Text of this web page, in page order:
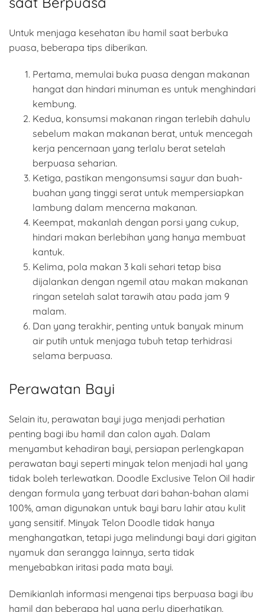
Untuk menjaga kesehatan ibu hamil saat berbuka
puasa, beberapa tips diberikan.
Pertama, memulai buka puasa dengan makanan
hangat dan hindari minuman es untuk menghindari
kembung.
Kedua, konsumsi makanan ringan terlebih dahulu
sebelum makan makanan berat, untuk mencegah
kerja pencernaan yang terlalu berat setelah
berpuasa seharian.
Ketiga, pastikan mengonsumsi sayur dan buah-
buahan yang tinggi serat untuk mempersiapkan
lambung dalam mencerna makanan.
Keempat, makanlah dengan porsi yang cukup,
hindari makan berlebihan yang hanya membuat
kantuk.
Kelima, pola makan 3 kali sehari tetap bisa
dijalankan dengan ngemil atau makan makanan
ringan setelah salat tarawih atau pada jam 9
malam.
Dan yang terakhir, penting untuk banyak minum
air putih untuk menjaga tubuh tetap terhidrasi
selama berpuasa.
Perawatan Bayi
Selain itu, perawatan bayi juga menjadi perhatian
penting bagi ibu hamil dan calon ayah. Dalam
menyambut kehadiran bayi, persiapan perlengkapan
perawatan bayi seperti minyak telon menjadi hal yang
tidak boleh terlewatkan. Doodle Exclusive Telon Oil hadir
dengan formula yang terbuat dari bahan-bahan alami
100%, aman digunakan untuk bayi baru lahir atau kulit
yang sensitif. Minyak Telon Doodle tidak hanya
menghangatkan, tetapi juga melindungi bayi dari gigitan
nyamuk dan serangga lainnya, serta tidak
menyebabkan iritasi pada mata bayi.
Demikianlah informasi mengenai tips berpuasa bagi ibu
hamil dan beberapa hal yang perlu diperhatikan.